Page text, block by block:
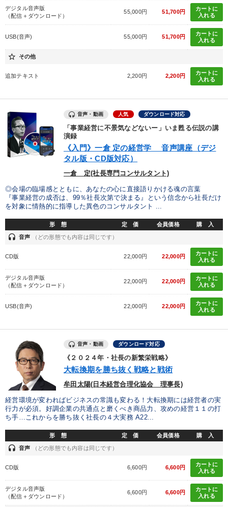
デジタル音声版
（配信＋ダウンロード）
55,000円 51,700円
カートに
入れる
USB(音声) 55,000円 51,700円
カートに
入れる
star_border その他
追加テキスト 2,200円 2,200円
カートに
入れる
音声・動画 人気 ダウンロード対応
「事業経営に不景気などないー」いま甦る伝説の講
演録
《入門》一倉 定の経営学 音声講座（デジ
タル版・CD版対応）
一倉 定(社長専門コンサルタント)
◎会場の臨場感とともに、あなたの心に直接語りかける魂の言葉
『事業経営の成否は、99％社長次第で決まる』という信念から社長だけ
を対象に情熱的に指導した異色のコンサルタント ...
形 態 定 価 会員価格 購 入
headset 音声 （どの形態でも内容は同じです）
CD版 22,000円 22,000円
カートに
入れる
デジタル音声版
（配信＋ダウンロード）
22,000円 22,000円
カートに
入れる
USB(音声) 22,000円 22,000円
カートに
入れる
音声・動画 ダウンロード対応
《２０２４年・社長の新繁栄戦略》
大転換期を勝ち抜く戦略と戦術
牟田太陽(日本経営合理化協会 理事長)
経営環境が変わればビジネスの常識も変わる！大転換期には経営者の実
行力が必須。好調企業の共通点と磨くべき商品力、攻めの経営１１の打
ち手…これからを勝ち抜く社長の４大実務 A22...
形 態 定 価 会員価格 購 入
headset 音声 （どの形態でも内容は同じです）
CD版 6,600円 6,600円
カートに
入れる
デジタル音声版
（配信＋ダウンロード）
6,600円 6,600円
カートに
入れる